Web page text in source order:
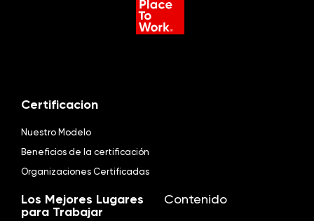
Certificacion
Nuestro Modelo
Beneficios de la certificación
Organizaciones Certificadas
Los Mejores Lugares
para Trabajar
Contenido